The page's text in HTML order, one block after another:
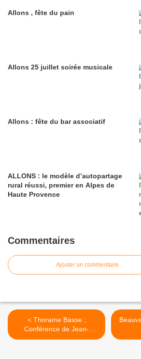
Allons , fête du pain
Allons 25 juillet soirée musicale
Allons : fête du bar associatif
ALLONS : le modèle d’autopartage
rural réussi, premier en Alpes de
Haute Provence
Commentaires
Ajouter un commentaire
< Thorame Basse ;
Conférence de Jean-
Christophe Labadie